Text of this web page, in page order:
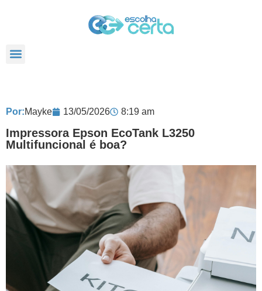
Por:Mayke 13/05/2026 8:19 am
Impressora Epson EcoTank L3250
Multifuncional é boa?